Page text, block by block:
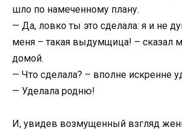
шло по намеченному плану.
— Да, ловко ты это сделала: я и не
меня – такая выдумщица! – сказал
домой.
— Что сделала? – вполне искренне
— Уделала родню!
И, увидев возмущенный взгляд